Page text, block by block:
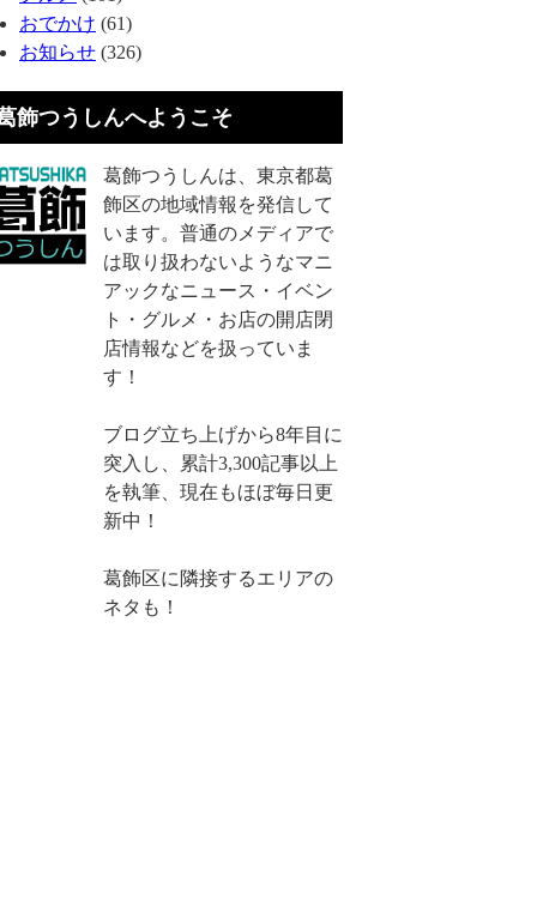
おでかけ (61)
お知らせ (326)
飾つうしんへようこそ
葛飾つうしんは、東京都葛
飾区の地域情報を発信して
います。普通のメディアで
は取り扱わないようなマニ
アックなニュース・イベン
ト・グルメ・お店の開店閉
店情報などを扱っていま
す！
ブログ立ち上げから8年目に
突入し、累計3,300記事以上
を執筆、現在もほぼ毎日更
新中！
葛飾区に隣接するエリアの
ネタも！